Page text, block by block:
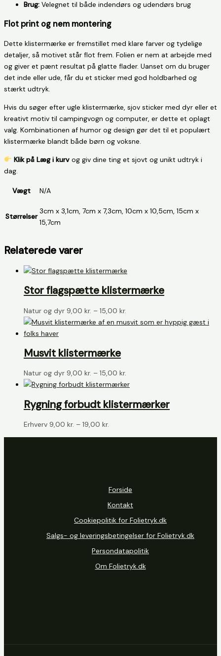
Brug: Velegnet til både indendørs og udendørs brug
Flot print og nem montering
Dette klistermærke er fremstillet med klare farver og tydelige
detaljer, så motivet står flot frem. Folien er nem at arbejde med
og giver et pænt resultat på glatte flader. Uanset om du bruger
det inde eller ude, får du et sticker med god holdbarhed og
stærkt udtryk.
Hvis du søger efter ugle klistermærke, sjov sticker med dyr eller et
kreativt motiv til campingvogn og computer, er dette et oplagt
valg. Kombinationen af humor og design gør det til et populært
klistermærke blandt både børn og voksne.
Klik på Læg i kurvog giv dine ting et sjovt og unikt udtryk i
dag.
Vægt N/A
Størrelser
3cm x 3,1cm, 7cm x 7,3cm, 10cm x 10,5cm, 15cm x
15,7cm
Relaterede varer
Stor flagspætte klistermærke
Natur og dyr 9,00 kr. – 15,00 kr.
9,00 kr.
Musvit klistermærke
Natur og dyr 9,00 kr. – 15,00 kr.
9,00 kr.
15,00 kr.
Rygning forbudt klistermærker
Erhverv 9,00 kr. – 19,00 kr.
9,00 kr.
Forside
Kontakt
Cookiepolitik for Folietryk.dk
Salgs- og leveringsbetingelser for Folietryk.dk
Persondatapolitik
Om Folietryk.dk